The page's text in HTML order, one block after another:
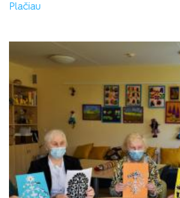
Plačiau